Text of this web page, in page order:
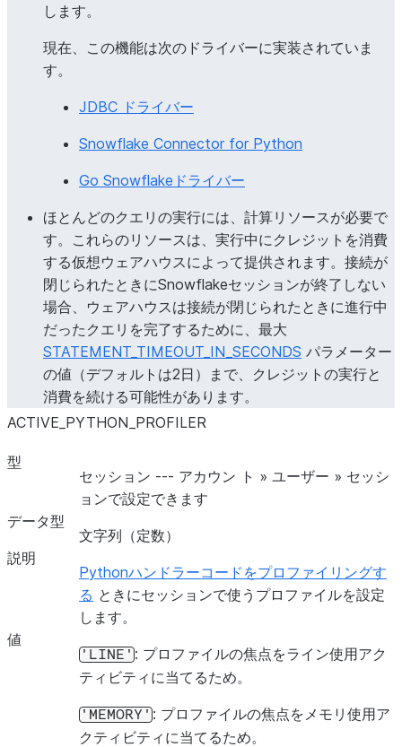
LOG_LEVEL
LOG_EVENT_LEVEL
します。
現在、この機能は次のドライバーに実装されていま
す。
JDBC ドライバー
Snowflake Connector for Python
Go Snowflakeドライバー
ほとんどのクエリの実行には、計算リソースが必要で
す。これらのリソースは、実行中にクレジットを消費
する仮想ウェアハウスによって提供されます。接続が
閉じられたときにSnowflakeセッションが終了しない
場合、ウェアハウスは接続が閉じられたときに進行中
だったクエリを完了するために、最大
STATEMENT_TIMEOUT_IN_SECONDS パラメーター
の値（デフォルトは2日）まで、クレジットの実行と
消費を続ける可能性があります。
ACTIVE_PYTHON_PROFILER
型
セッション --- アカウン ト » ユーザー » セッシ
ョンで設定できます
データ型
文字列（定数）
説明
Pythonハンドラーコードをプロファイリングす
る ときにセッションで使うプロファイルを設定
します。
値
'LINE': プロファイルの焦点をライン使用アク
ティビティに当てるため。
'MEMORY': プロファイルの焦点をメモリ使用ア
クティビティに当てるため。